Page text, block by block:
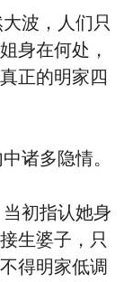
波，人们只
身在何处，
正的明家四
诸多隐情。
初指认她身
生婆子，只
得明家低调